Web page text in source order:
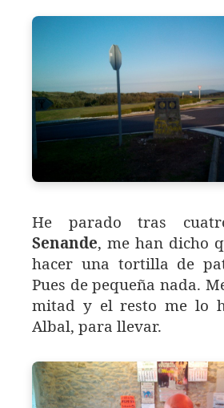
He parado tras
Senande, me han dicho
hacer una tortilla de
Pues de pequeña nada.
mitad y el resto me lo
Albal, para llevar.